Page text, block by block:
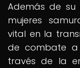
Además de su
mujeres
vital en la
de combate a
través de la